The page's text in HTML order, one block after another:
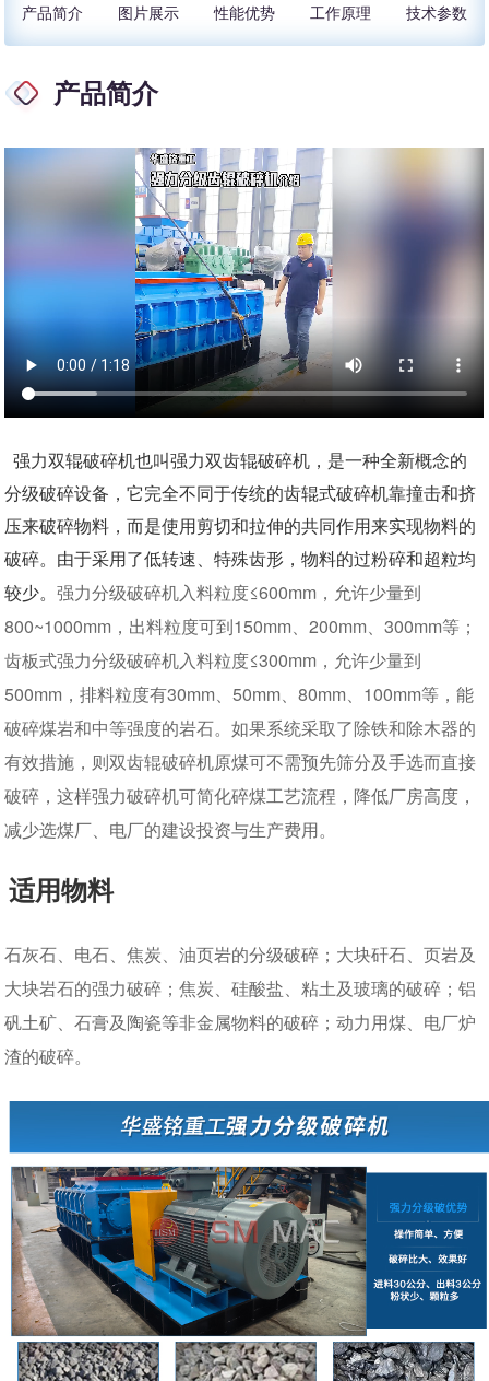
产品简介 图片展示 性能优势 工作原理 技术参数
产品简介
强力双辊破碎机也叫强力双齿辊破碎机，是一种全新概念的
分级破碎设备，它完全不同于传统的齿辊式破碎机靠撞击和挤
压来破碎物料，而是使用剪切和拉伸的共同作用来实现物料的
破碎。由于采用了低转速、特殊齿形，物料的过粉碎和超粒均
较少。强力分级破碎机入料粒度≤600mm，允许少量到
800~1000mm，出料粒度可到150mm、200mm、300mm等；
齿板式强力分级破碎机入料粒度≤300mm，允许少量到
500mm，排料粒度有30mm、50mm、80mm、100mm等，能
破碎煤岩和中等强度的岩石。如果系统采取了除铁和除木器的
有效措施，则双齿辊破碎机原煤可不需预先筛分及手选而直接
破碎，这样强力破碎机可简化碎煤工艺流程，降低厂房高度，
减少选煤厂、电厂的建设投资与生产费用。
适用物料
石灰石、电石、焦炭、油页岩的分级破碎；大块矸石、页岩及
大块岩石的强力破碎；焦炭、硅酸盐、粘土及玻璃的破碎；铝
矾土矿、石膏及陶瓷等非金属物料的破碎；动力用煤、电厂炉
渣的破碎。